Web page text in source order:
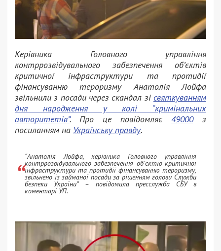
Керівника Головного управління
контррозвідувального забезпечення об’єктів
критичної інфраструктури та протидії
фінансуванню тероризму Анатолія Лойфа
звільнили з посади через скандал зі святкуванням
дня народження у колі “кримінальних
авторитетів”. Про це повідомляє 49000з
посиланням на Українську правду.
“Анатолія Лойфа, керівника Головного управління
контррозвідувального забезпечення об’єктів критичної
інфраструктури та протидії фінансуванню тероризму,
звільнено із займаної посади за рішенням голови Служби
безпеки України” – повідомила пресслужба СБУ в
коментарі УП.